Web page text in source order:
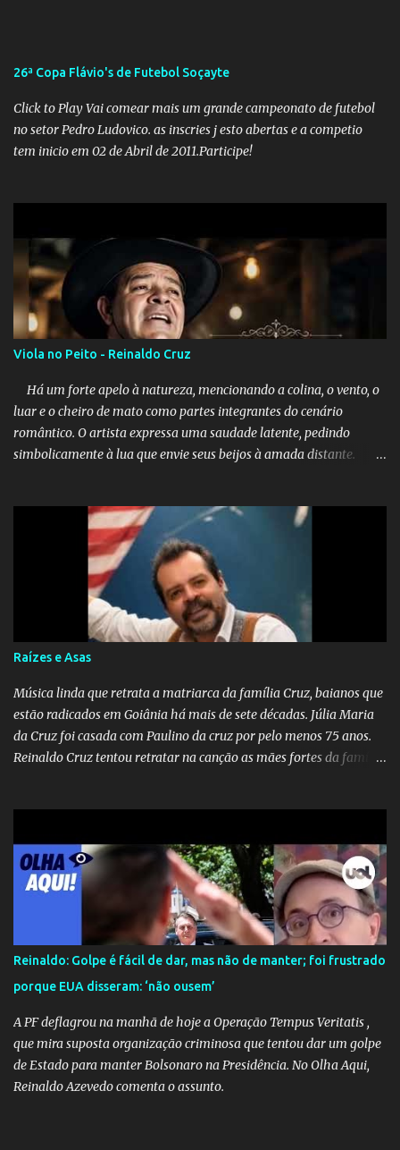
desinformações, chegando ao ponto de o governo federal pedir
uma investigação para identificar os autores dessas notícias falsas.
O Negacionismo Climático da Extrema Direita Essa disseminação
de fake news não é uma surpresa, pois faz parte de um padrão...
26ª Copa Flávio's de Futebol Soçayte
Click to Play Vai comear mais um grande campeonato de futebol
no setor Pedro Ludovico. as inscries j esto abertas e a competio
tem inicio em 02 de Abril de 2011.Participe!
Viola no Peito - Reinaldo Cruz
Há um forte apelo à natureza, mencionando a colina, o vento, o
luar e o cheiro de mato como partes integrantes do cenário
romântico. O artista expressa uma saudade latente, pedindo
simbolicamente à lua que envie seus beijos à amada distante. A
destino. Reinaldo Cruz enfatiza que seu coração nasceu para ela e
que continuará esperando enquanto houver canções para entoar. A
obra conclui como uma promessa de fidelidade e esperança no
reencontro, unindo a tradição da viola com o sentimento universal
do amor. No geral, o vídeo apresenta uma narrativa lírica sobre a
persistência do afeto através do tempo e do espaço. YouTube
YouTube YouTube
Raízes e Asas
Música linda que retrata a matriarca da família Cruz, baianos que
estão radicados em Goiânia há mais de sete décadas. Júlia Maria
da Cruz foi casada com Paulino da cruz por pelo menos 75 anos.
Reinaldo Cruz tentou retratar na canção as mães fortes da família
Reinaldo: Golpe é fácil de dar, mas não de manter; foi frustrado
porque EUA disseram: ‘não ousem’
A PF deflagrou na manhã de hoje a Operação Tempus Veritatis ,
que mira suposta organização criminosa que tentou dar um golpe
de Estado para manter Bolsonaro na Presidência. No Olha Aqui,
Reinaldo Azevedo comenta o assunto.